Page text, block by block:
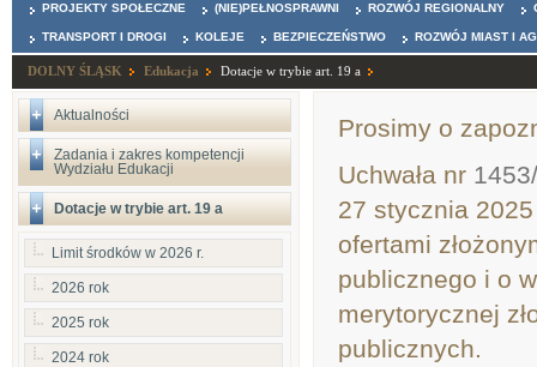
PROJEKTY SPOŁECZNE (NIE)PEŁNOSPRAWNI ROZWÓJ REGIONALNY
TRANSPORT I DROGI KOLEJE BEZPIECZEŃSTWO ROZWÓJ MIAST I
DOLNY ŚLĄSK Edukacja Dotacje w trybie art. 19 a
Aktualności
Zadania i zakres kompetencji
Wydziału Edukacji
Dotacje w trybie art. 19 a
Limit środków w 2026 r.
2026 rok
2025 rok
2024 rok
Prosimy o
Uchwała nr 1453
27 stycznia
ofertami
publicznego i o
merytorycznej
publicznych.